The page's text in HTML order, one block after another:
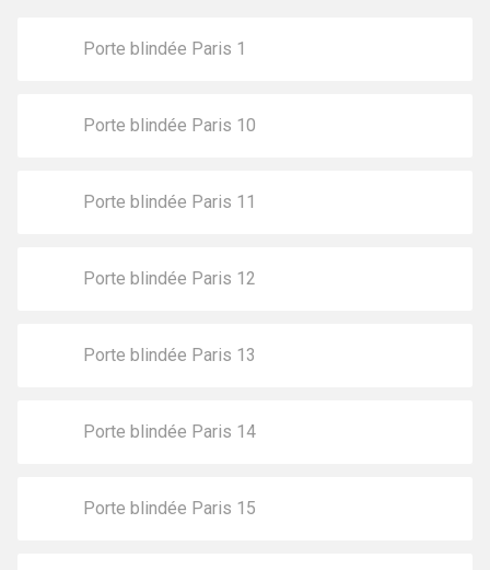
Porte blindée Paris 1
Porte blindée Paris 10
Porte blindée Paris 11
Porte blindée Paris 12
Porte blindée Paris 13
Porte blindée Paris 14
Porte blindée Paris 15